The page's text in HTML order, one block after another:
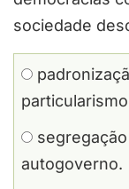
sociedade
autogoverno.